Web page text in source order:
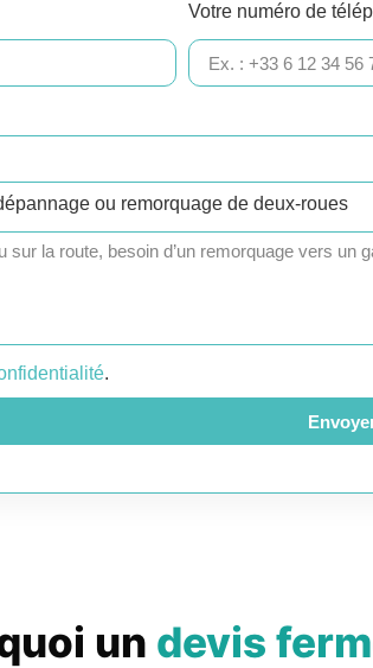
Votre numéro de
ou remorquage de deux-roues
.
un devis